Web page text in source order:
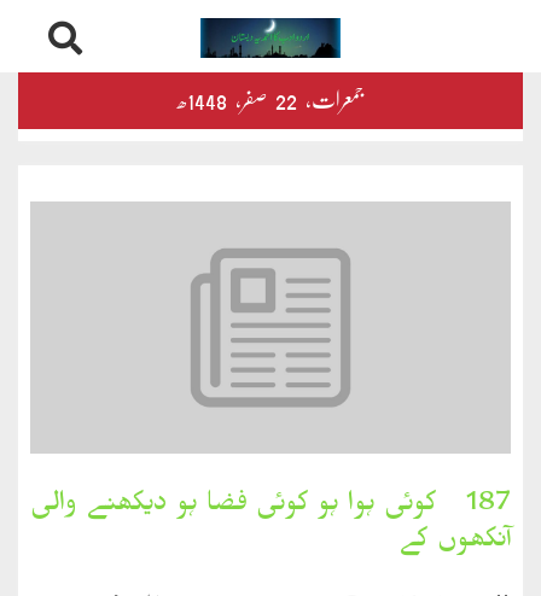
to
جمعرات‬‮، 22 صفر‬،
محمود
بخارِدل
کلام
مضطرؔ
187۔ کوئی ہوا ہو کوئی فضا ہو دیکھنے والی
آنکھوں کے